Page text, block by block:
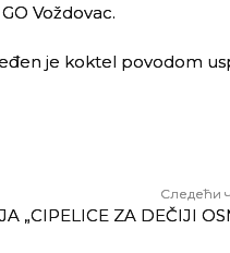
Voždovac.
je koktel povodom
Следећи
„CIPELICE ZA DEČIJI